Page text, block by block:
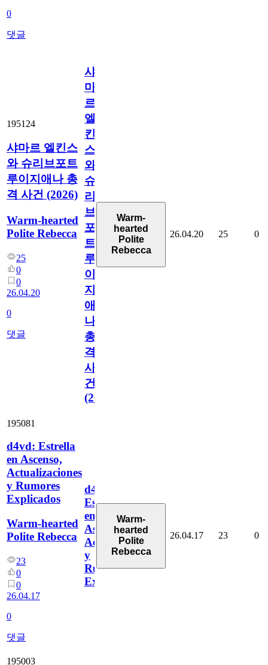
0
댓글
195124
샤마르 엘킨스
와 슈리브포트
루이지애나 총
격 사건 (2026)
Warm-hearted
Polite Rebecca
25
0
0
26.04.20
0
댓글
샤
마
르
엘
킨
스
와
슈
리
브
포
트
루
이
지
애
나
총
격
사
건
(2026)
Warm-
hearted
Polite
Rebecca
26.04.20 25 0
195081
d4vd: Estrella
en Ascenso,
Actualizaciones
y Rumores
Explicados
Warm-hearted
Polite Rebecca
23
0
0
26.04.17
0
댓글
d4vd:
Estrella
en
Ascenso,
Actualizaciones
y
Rumores
Explicados
Warm-
hearted
Polite
Rebecca
26.04.17 23 0
195003